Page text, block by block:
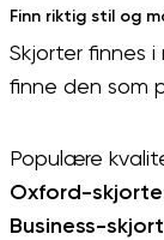
Finn riktig stil og
Skjorter finnes
finne den som
Populære
Oxford-
Business-